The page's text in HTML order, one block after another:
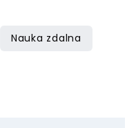
Nauka zdalna